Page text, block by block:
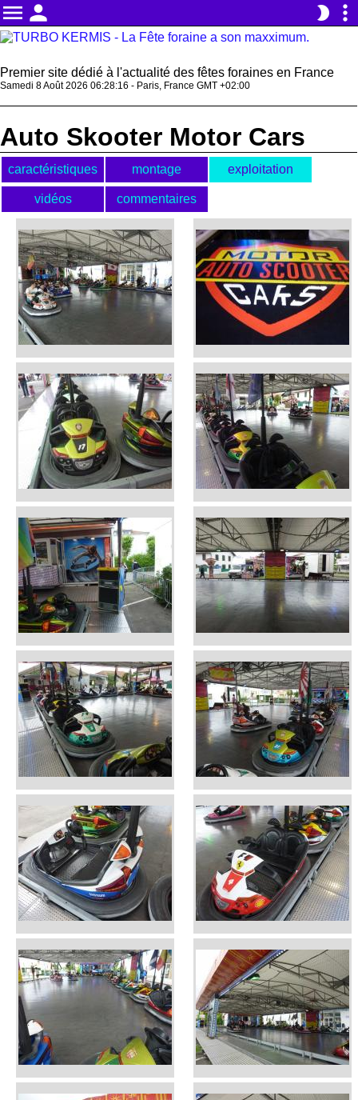
menu person brightness_2 more_vert
Premier site dédié à l'actualité des fêtes foraines en France
Samedi 8 Août 2026 06:28:17 - Paris, France GMT +02:00
Auto Skooter Motor Cars
caractéristiques montage exploitation
vidéos commentaires